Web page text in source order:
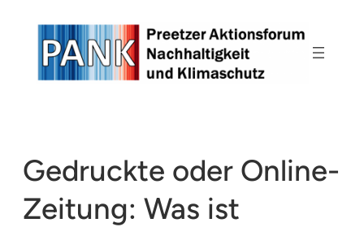
springen
Gedruckte oder Online-
Zeitung: Was ist